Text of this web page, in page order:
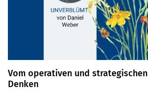
Vom operativen und strategischen
Denken